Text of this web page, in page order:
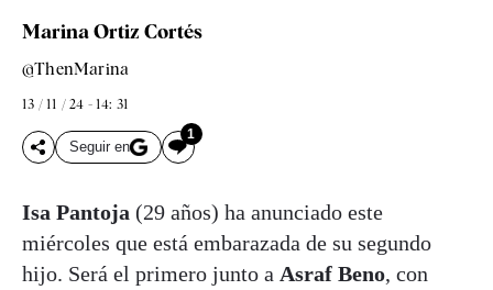
Marina Ortiz Cortés
@ThenMarina
13 / 11 / 24 - 14: 31
Seguir en
1
Isa Pantoja (29 años) ha anunciado este
miércoles que está embarazada de su segundo
hijo. Será el primero junto a Asraf Beno, con